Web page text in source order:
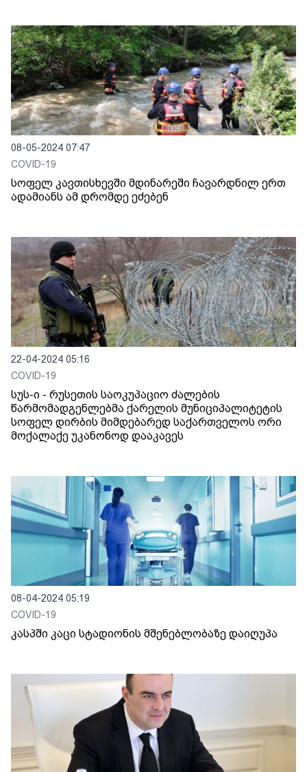
08-05-2024 07:47
COVID-19
სოფელ კავთისხევში მდინარეში ჩავარდნილ ერთ
ადამიანს ამ დრომდე ეძებენ
22-04-2024 05:16
COVID-19
სუს-ი - რუსეთის საოკუპაციო ძალების
წარმომადგენლებმა ქარელის მუნიციპალიტეტის
სოფელ დირბის მიმდებარედ საქართველოს ორი
მოქალაქე უკანონოდ დააკავეს
08-04-2024 05:19
COVID-19
კასპში კაცი სტადიონის მშენებლობაზე დაიღუპა